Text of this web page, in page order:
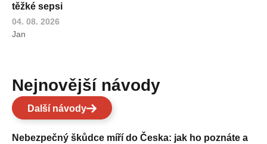
těžké sepsi
04. 08. 2026
Jan
Nejnovější návody
Další návody
Nebezpečný škůdce míří do Česka: jak ho poznáte a